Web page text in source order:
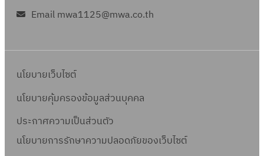
Email mwa1125@mwa.co.th
นโยบายเว็บไซต์
นโยบายคุ้มครองข้อมูลส่วนบุคคล
ประกาศความเป็นส่วนตัว
นโยบายการรักษาความปลอดภัยของเว็บไซต์